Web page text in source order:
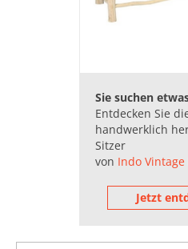
Sie suchen
Entdecken Sie
handwerklich
Sitzer
von Indo
Jetzt